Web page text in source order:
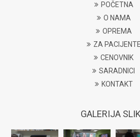
POČETNA
O NAMA
OPREMA
ZA PACIJENTE
CENOVNIK
SARADNICI
KONTAKT
GALERIJA